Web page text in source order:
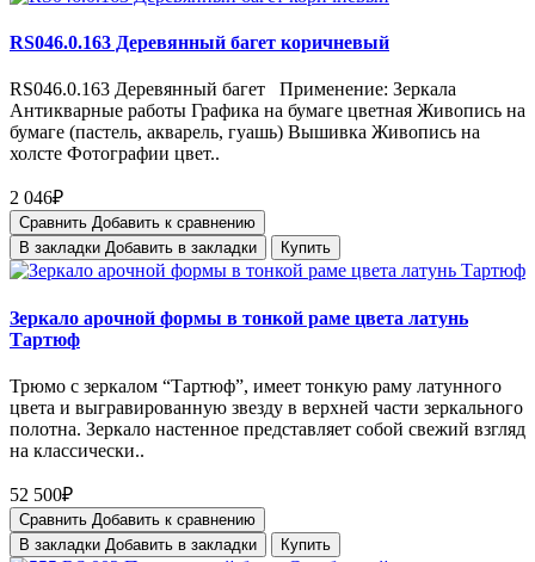
RS046.0.163 Деревянный багет коричневый
RS046.0.163 Деревянный багет Применение: Зеркала
Антикварные работы Графика на бумаге цветная Живопись на
бумаге (пастель, акварель, гуашь) Вышивка Живопись на
холсте Фотографии цвет..
2 046₽
Сравнить Добавить к сравнению
В закладки Добавить в закладки Купить
Зеркало арочной формы в тонкой раме цвета латунь
Тартюф
Трюмо с зеркалом “Тартюф”, имеет тонкую раму латунного
цвета и выгравированную звезду в верхней части зеркального
полотна. Зеркало настенное представляет собой свежий взгляд
на классически..
52 500₽
Сравнить Добавить к сравнению
В закладки Добавить в закладки Купить